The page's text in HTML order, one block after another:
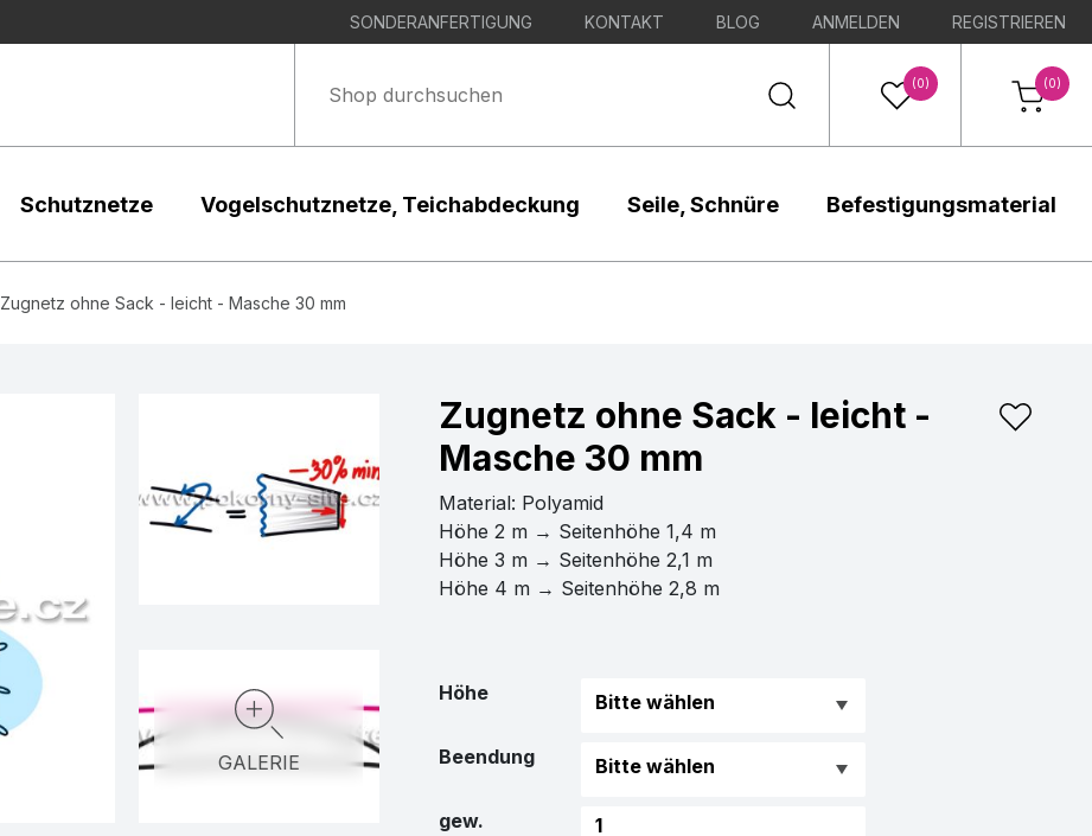
SONDERANFERTIGUNG KONTAKT BLOG ANMELDEN REGISTRIEREN
(0) (0)
Schutznetze Vogelschutznetze, Teichabdeckung Seile, Schnüre Befestigungsmaterial
Zugnetz ohne Sack - leicht - Masche 30 mm
GALERIE
Zugnetz ohne Sack - leicht -
Masche 30 mm
Material: Polyamid
Höhe 2 m → Seitenhöhe 1,4 m
Höhe 3 m → Seitenhöhe 2,1 m
Höhe 4 m → Seitenhöhe 2,8 m
Höhe
Beendung
gew.